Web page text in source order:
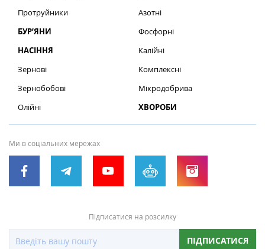
Протруйники
БУР’ЯНИ
НАСІННЯ
Зернові
Зернобобові
Олійні
Азотні
Фосфорні
Калійні
Комплексні
Мікродобрива
ХВОРОБИ
Ми в соціальних мережах
Підписатися на розсилку
ПІДПИСАТИСЯ